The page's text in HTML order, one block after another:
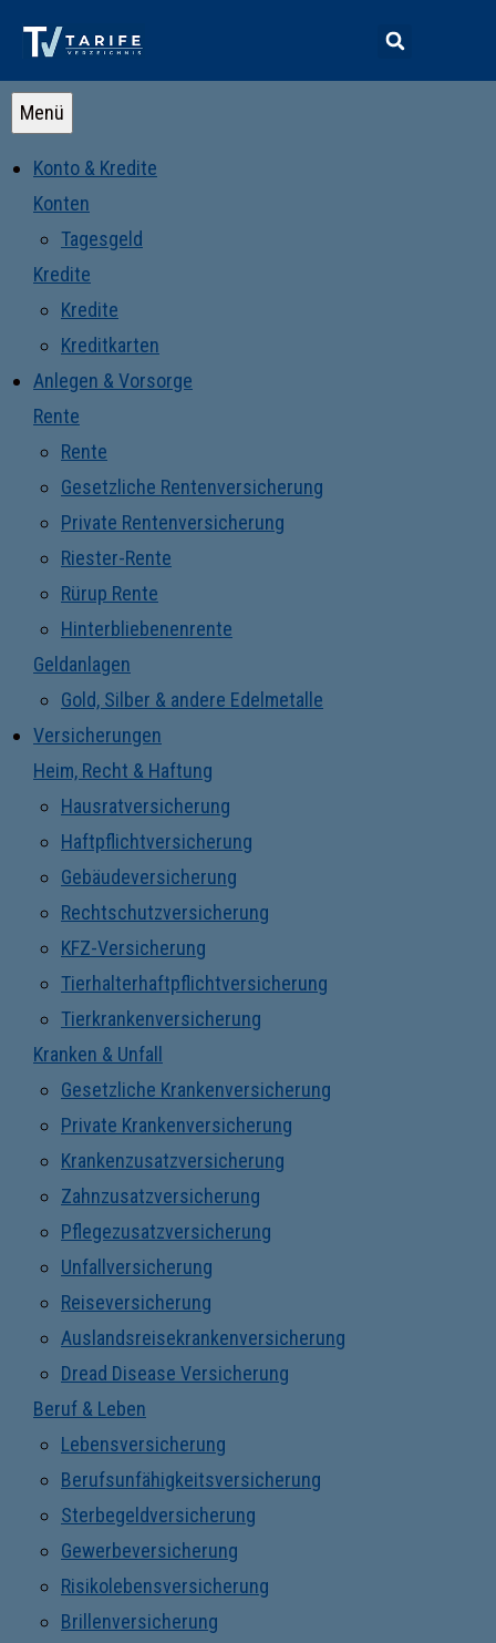
Menü
Konto & Kredite
Konten
Tagesgeld
Kredite
Kredite
Kreditkarten
Anlegen & Vorsorge
Rente
Rente
Gesetzliche Rentenversicherung
Private Rentenversicherung
Riester-Rente
Rürup Rente
Hinterbliebenenrente
Geldanlagen
Gold, Silber & andere Edelmetalle
Versicherungen
Heim, Recht & Haftung
Hausratversicherung
Haftpflichtversicherung
Gebäudeversicherung
Rechtschutzversicherung
KFZ-Versicherung
Tierhalterhaftpflichtversicherung
Tierkrankenversicherung
Kranken & Unfall
Gesetzliche Krankenversicherung
Private Krankenversicherung
Krankenzusatzversicherung
Zahnzusatzversicherung
Pflegezusatzversicherung
Unfallversicherung
Reiseversicherung
Auslandsreisekrankenversicherung
Dread Disease Versicherung
Beruf & Leben
Lebensversicherung
Berufsunfähigkeitsversicherung
Sterbegeldversicherung
Gewerbeversicherung
Risikolebensversicherung
Brillenversicherung